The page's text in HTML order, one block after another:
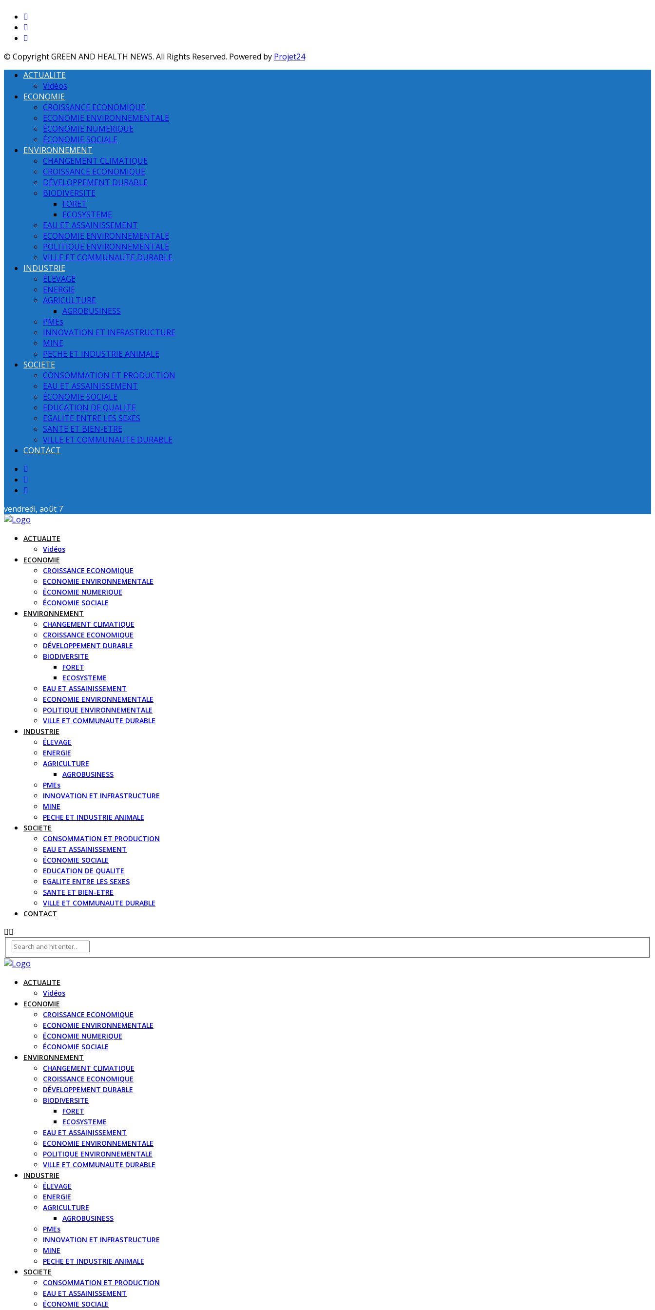
© Copyright GREEN AND HEALTH NEWS. All Rights Reserved. Powered by Projet24
ACTUALITE
Vidéos
ECONOMIE
CROISSANCE ECONOMIQUE
ECONOMIE ENVIRONNEMENTALE
ÉCONOMIE NUMERIQUE
ÉCONOMIE SOCIALE
ENVIRONNEMENT
CHANGEMENT CLIMATIQUE
CROISSANCE ECONOMIQUE
DÉVELOPPEMENT DURABLE
BIODIVERSITE
FORET
ECOSYSTEME
EAU ET ASSAINISSEMENT
ECONOMIE ENVIRONNEMENTALE
POLITIQUE ENVIRONNEMENTALE
VILLE ET COMMUNAUTE DURABLE
INDUSTRIE
ÉLEVAGE
ENERGIE
AGRICULTURE
AGROBUSINESS
PMEs
INNOVATION ET INFRASTRUCTURE
MINE
PECHE ET INDUSTRIE ANIMALE
SOCIETE
CONSOMMATION ET PRODUCTION
EAU ET ASSAINISSEMENT
ÉCONOMIE SOCIALE
EDUCATION DE QUALITE
EGALITE ENTRE LES SEXES
SANTE ET BIEN-ETRE
VILLE ET COMMUNAUTE DURABLE
CONTACT
vendredi, août 7
ACTUALITE
Vidéos
ECONOMIE
CROISSANCE ECONOMIQUE
ECONOMIE ENVIRONNEMENTALE
ÉCONOMIE NUMERIQUE
ÉCONOMIE SOCIALE
ENVIRONNEMENT
CHANGEMENT CLIMATIQUE
CROISSANCE ECONOMIQUE
DÉVELOPPEMENT DURABLE
BIODIVERSITE
FORET
ECOSYSTEME
EAU ET ASSAINISSEMENT
ECONOMIE ENVIRONNEMENTALE
POLITIQUE ENVIRONNEMENTALE
VILLE ET COMMUNAUTE DURABLE
INDUSTRIE
ÉLEVAGE
ENERGIE
AGRICULTURE
AGROBUSINESS
PMEs
INNOVATION ET INFRASTRUCTURE
MINE
PECHE ET INDUSTRIE ANIMALE
SOCIETE
CONSOMMATION ET PRODUCTION
EAU ET ASSAINISSEMENT
ÉCONOMIE SOCIALE
EDUCATION DE QUALITE
EGALITE ENTRE LES SEXES
SANTE ET BIEN-ETRE
VILLE ET COMMUNAUTE DURABLE
CONTACT
ACTUALITE
Vidéos
ECONOMIE
CROISSANCE ECONOMIQUE
ECONOMIE ENVIRONNEMENTALE
ÉCONOMIE NUMERIQUE
ÉCONOMIE SOCIALE
ENVIRONNEMENT
CHANGEMENT CLIMATIQUE
CROISSANCE ECONOMIQUE
DÉVELOPPEMENT DURABLE
BIODIVERSITE
FORET
ECOSYSTEME
EAU ET ASSAINISSEMENT
ECONOMIE ENVIRONNEMENTALE
POLITIQUE ENVIRONNEMENTALE
VILLE ET COMMUNAUTE DURABLE
INDUSTRIE
ÉLEVAGE
ENERGIE
AGRICULTURE
AGROBUSINESS
PMEs
INNOVATION ET INFRASTRUCTURE
MINE
PECHE ET INDUSTRIE ANIMALE
SOCIETE
CONSOMMATION ET PRODUCTION
EAU ET ASSAINISSEMENT
ÉCONOMIE SOCIALE